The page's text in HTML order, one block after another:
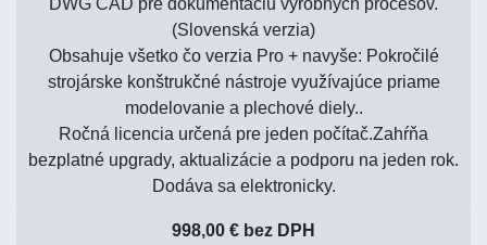
DWG CAD pre dokumentáciu výrobných procesov.
(Slovenská verzia)
Obsahuje všetko čo verzia Pro + navyše: Pokročilé
strojárske konštrukčné nástroje využívajúce priame
modelovanie a plechové diely..
Ročná licencia určená pre jeden počítač.Zahŕňa
bezplatné upgrady, aktualizácie a podporu na jeden rok.
Dodáva sa elektronicky.
998,00 € bez DPH